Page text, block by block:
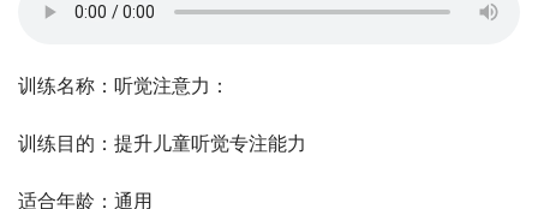
训练名称：听觉注意力：
训练目的：提升儿童听觉专注能力
适合年龄：通用